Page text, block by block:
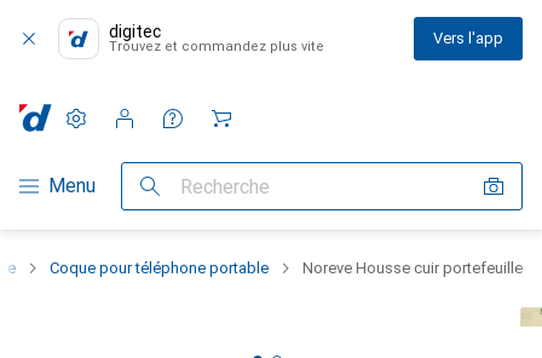
digitec
Trouvez et commandez plus vite Vers l'app
Navigation par catégorie
Menu Recherche
Paramètres
Compte client
Listes de comparaison
Listes d'envies
Panier
Coque pour téléphone portable Noreve Housse cuir portefeuille